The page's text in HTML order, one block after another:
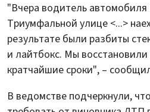
"Вчера водитель
Триумфальной улице <...>
результате были разбиты
и лайтбокс. Мы восстановили
кратчайшие сроки", –
В ведомстве подчеркнули,